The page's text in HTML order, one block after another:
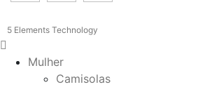
5 Elements Technology
Mulher
Camisolas